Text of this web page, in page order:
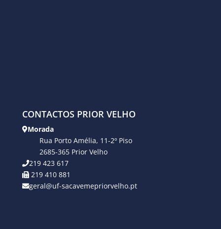
CONTACTOS PRIOR VELHO
Morada
Rua Porto Amélia, 11-2º Piso
2685-365 Prior Velho
219 423 617
219 410 881
geral@uf-sacavemepriorvelho.pt